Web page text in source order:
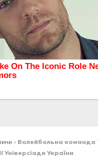
» Волейбольна команда
Універсіади України